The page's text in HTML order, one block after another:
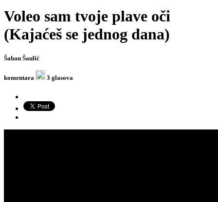
Voleo sam tvoje plave oči
(Kajaćeš se jednog dana)
Šaban Šaulić
komentara 3 glasova